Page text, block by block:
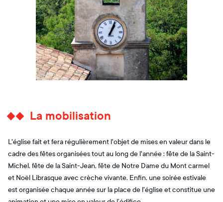
La mobilisation
L'église fait et fera régulièrement l'objet de mises en valeur dans le
cadre des fêtes organisées tout au long de l'année : fête de la Saint-
Michel, fête de la Saint-Jean, fête de Notre Dame du Mont carmel
et Noël Librasque avec crèche vivante. Enfin, une soirée estivale
est organisée chaque année sur la place de l'église et constitue une